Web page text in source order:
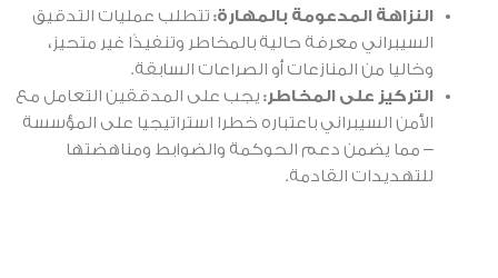
النزاهة المدعومة بالمهارة: تتطلب عمليات التدقيق
السيبراني معرفة حالية بالمخاطر وتنفيذًا غير متحيز،
وخاليا من المنازعات أو الصراعات السابقة.
التركيز على المخاطر: يجب على المدققين التعامل مع
الأمن السيبراني باعتباره خطرا استراتيجيا على المؤسسة
– مما يضمن دعم الحوكمة والضوابط ومناهضتها
للتهديدات القادمة.